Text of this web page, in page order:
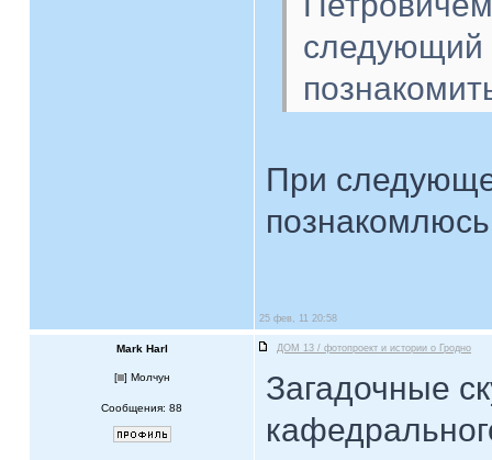
следующий
При
25 фев, 11 20:58
Mark Harl ДОМ 13 / фотопроект и истории о Гродно
[ ] Молчун
Сообщения: 88
Загадочные